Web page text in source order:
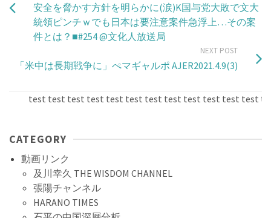
安全を脅かす方針を明らかに(涙)K国与党大敗で文大
統領ピンチｗでも日本は要注意案件急浮上…その案
件とは？■#254​ @文化人放送局
NEXT POST
「米中は長期戦争に」ぺマギャルポ AJER2021.4.9(3)
test test test test test test test test test test test test
CATEGORY
動画リンク
及川幸久 THE WISDOM CHANNEL
張陽チャンネル
HARANO TIMES